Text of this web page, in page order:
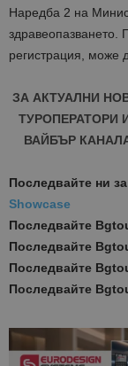
Наредба 2 на
здравеопазването.
регистрация, може
ЗА АКТУАЛНИ
ТУРОПЕРАТОРИ
ВАЙБЪР КАНАЛА
Последвайте ни
Showcase
Последвайте
Последвайте
Последвайте
Последвайте